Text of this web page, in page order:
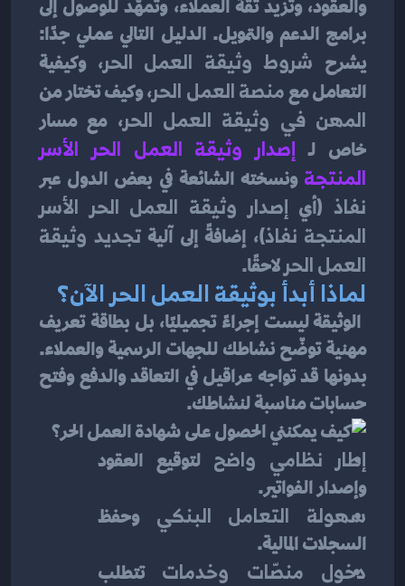
يشرح شروط وثيقة العمل الحر
التعامل مع منصة العمل الحر، وكيف تختار من
المهن في وثيقة العمل الحر ، مع مسار
خاص لـ
إصدار وثيقة العمل الحر الأسر
المنتجة ونسخته الشائعة في بعض الدول عبر
نفاذ (أي
إصدار وثيقة العمل الحر الأسر
المنتجة نفاذ)، إضافةً إلى آلية
العمل الحر لاحقًا.
لماذا أبدأ بوثيقة العمل الحر الآن؟
حسابات مناسبة لنشاطك.
إطار نظامي واضح لتوقيع العقود
وإصدار الفواتير.
سهولة التعامل البنكي وحفظ
السجلات المالية.
دخول منصّات وخدمات